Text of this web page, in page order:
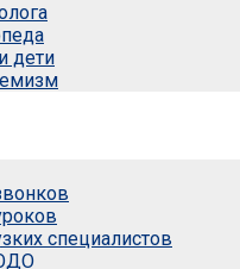
дети
специалистов